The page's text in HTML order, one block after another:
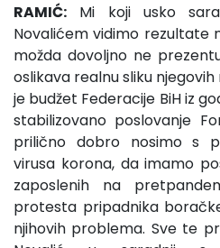
RAMIĆ: Mi koji usko
Novalićem vidimo rezultate
možda dovoljno ne
oslikava realnu sliku
je budžet Federacije BiH iz
stabilizovano poslovanje
prilično dobro nosimo s
virusa korona, da imamo
zaposlenih na
protesta pripadnika
njihovih problema. Sve te